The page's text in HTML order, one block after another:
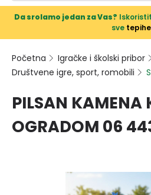
Da srolamo jedan za Vas?
sve tepihe
Početna
Igračke i školski pribor
Društvene igre, sport, romobili
PILSAN KAMENA
OGRADOM 06